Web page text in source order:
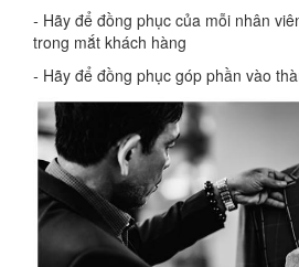
- Hãy để đồng phục của mỗi nhân
trong mắt khách hàng
- Hãy để đồng phục góp phần vào